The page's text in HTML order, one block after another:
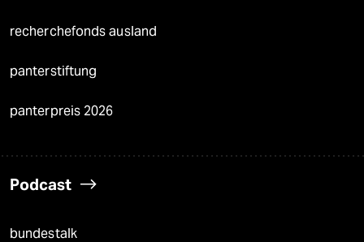
recherchefonds ausland
panterstiftung
panterpreis 2026
Podcast
bundestalk